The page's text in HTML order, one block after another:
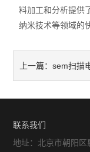
料加工和分析提供
纳米技术等领域的
上一篇：sem扫描
联系我们
地址：北京市朝阳区